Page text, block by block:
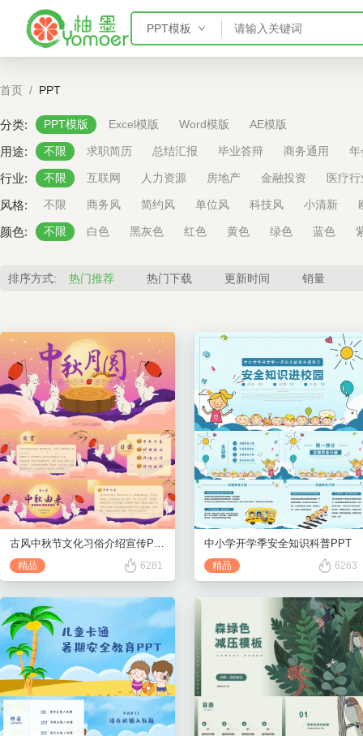
PPT模板
首页 / PPT
分类: PPT模版 Excel模版 Word模版 AE模版
用途: 不限 求职简历 总结汇报 毕业答辩 商务通用 年
行业: 不限 互联网 人力资源 房地产 金融投资 医疗
风格: 不限 商务风 简约风 单位风 科技风 小清新
颜色: 不限 白色 黑灰色 红色 黄色 绿色 蓝色
排序方式: 热门推荐 热门下载 更新时间 销量
精品 6281
中小学开学季安全知识科普PPT
精品 6263